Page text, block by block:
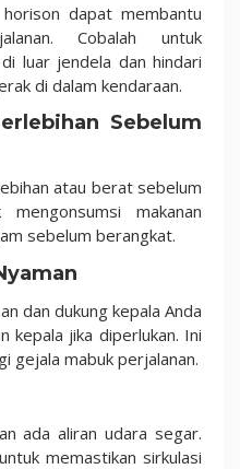
dapat membantu
Cobalah untuk
luar jendela dan hindari
di dalam kendaraan.
Sebelum
atau berat sebelum
makanan
sebelum berangkat.
dan dukung kepala Anda
kepala jika diperlukan. Ini
gejala mabuk perjalanan.
ada aliran udara segar.
memastikan sirkulasi